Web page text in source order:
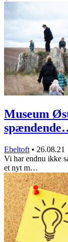
Museum
Ebeltoft • 26.08.21
Vi har endnu ikke
et nyt m…